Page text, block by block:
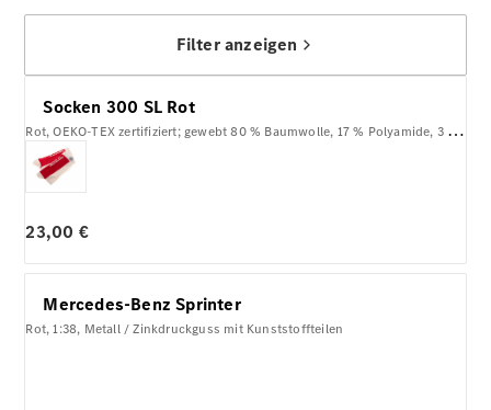
Filter anzeigen
Socken 300 SL Rot
Rot, OEKO-TEX zertifiziert; gewebt 80 % Baumwolle, 17 % Polyamide, 3 % Elasthan, Unisex
23,00 €
Mercedes-Benz Sprinter
Rot, 1:38, Metall / Zinkdruckguss mit Kunststoffteilen